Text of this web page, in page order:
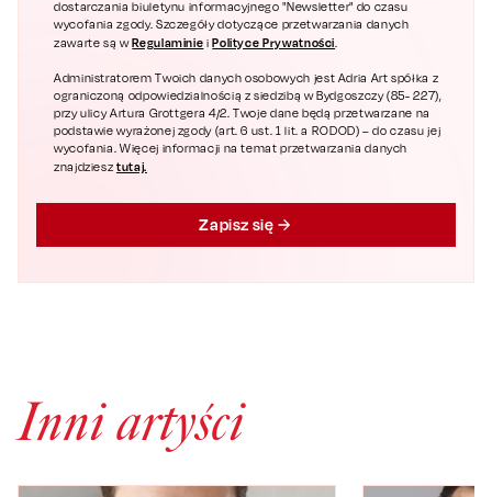
dostarczania biuletynu informacyjnego "Newsletter" do czasu
wycofania zgody. Szczegóły dotyczące przetwarzania danych
zawarte są wRegulaminie i Polityce Prywatności.
Administratorem Twoich danych osobowych jest Adria Art spółka z
ograniczoną odpowiedzialnością z siedzibą w Bydgoszczy (85- 227),
przy ulicy Artura Grottgera 4/2. Twoje dane będą przetwarzane na
podstawie wyrażonej zgody (art. 6 ust. 1 lit. a RODOD) – do czasu jej
wycofania. Więcej informacji na temat przetwarzania danych
znajdziesztutaj.
Zapisz się
Inni artyści